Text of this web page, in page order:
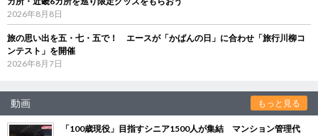
2026年8月8日
旅の思い出を五・七・五で！ エースが「かばんの日」に合わせ「旅行川柳コ
ンテスト」を開催
2026年8月7日
動画 もっと見る
「100歳現役」目指すシニア1500人が集結 マンション管理代